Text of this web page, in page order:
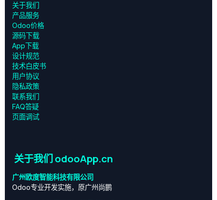
关于我们
产品服务
Odoo价格
源码下载
App下载
设计规范
技术白皮书
用户协议
‎隐私政策‎
联系我们
FAQ答疑
页面调试
关于我们 odooApp.cn
广州欧度智能科技有限公司
Odoo专业开发实施，原广州尚鹏